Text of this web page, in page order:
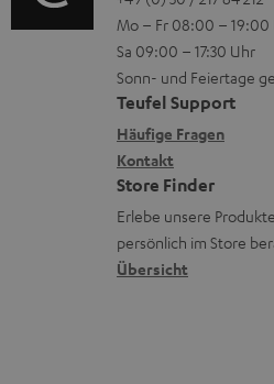
V
e
r
s
a
n
d
n
z
u
r
G
a
r
a
n
r
ä
t
e
R
ü
c
k
-
L
e
x
i
k
o
n
n
t
a
k
t
d
a
t
Mo – Fr 08:00 – 19:00
Sa 09:00 – 17:30 Uhr
Sonn- und Feiertage
Teufel Support
Häufige Fragen
Kontakt
Store Finder
Erlebe unsere
persönlich im Store
Übersicht